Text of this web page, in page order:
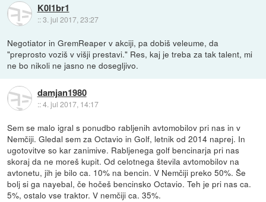
K0l1br1
::3. jul 2017, 23:27
Negotiator in GremReaper v akciji, pa dobiš veleume, da
"preprosto voziš v višji prestavi." Res, kaj je treba za tak talent, mi
ne bo nikoli ne jasno ne dosegljivo.
damjan1980
::4. jul 2017, 14:17
Sem se malo igral s ponudbo rabljenih avtomobilov pri nas in v
Nemčiji. Gledal sem za Octavio in Golf, letnik od 2014 naprej. In
ugotovitve so kar zanimive. Rabljenega golf bencinarja pri nas
skoraj da ne moreš kupit. Od celotnega števila avtomobilov na
avtonetu, jih je bilo ca. 10% na bencin. V Nemčiji preko 50%. Še
bolj si ga nayebal, če hočeš bencinsko Octavio. Teh je pri nas ca.
5%, ostalo vse traktor. V nemčiji ca. 35%.